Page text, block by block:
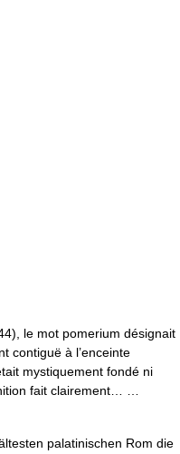
le mot pomerium désignait
contiguë à l’enceinte
mystiquement fondé ni
fait clairement… …
palatinischen Rom die